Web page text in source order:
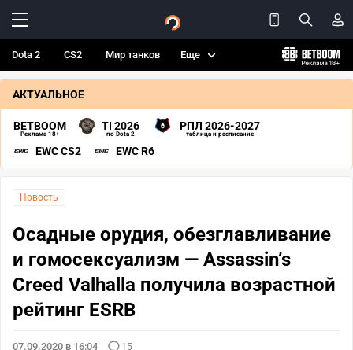
Dota 2 CS2 Мир танков Еще
АКТУАЛЬНОЕ
BETBOOM
Реклама 18+
TI 2026
по Dota 2
РПЛ 2026-2027
таблица и расписание
EWC CS2 EWC R6
Новость
Осадные орудия, обезглавливание
и гомосексуализм — Assassin’s
Creed Valhalla получила возрастной
рейтинг ESRB
07.09.2020 в 16:04 15